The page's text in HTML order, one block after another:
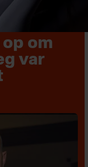
om
var